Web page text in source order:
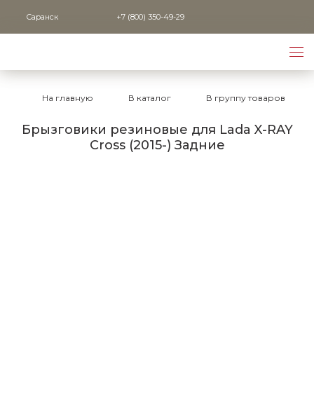
Саранск +7 (800) 350-49-29
На главную В каталог В группу товаров
Брызговики резиновые для Lada X-RAY
Cross (2015-) Задние